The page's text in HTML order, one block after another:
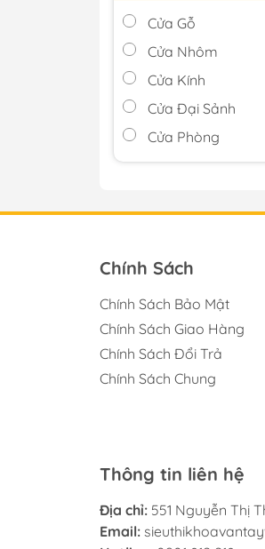
Cửa Gỗ
Cửa Nhôm
Cửa Kính
Cửa Đại Sảnh
Cửa Phòng
Cửa Cổng
Chính Sách
Chính Sách Bảo Mật
Chính Sách Giao Hàng
Chính Sách Đổi Trả
Chính Sách Chung
Thông tin liên hệ
Địa chỉ: 551 Nguyễn Thị
Email: